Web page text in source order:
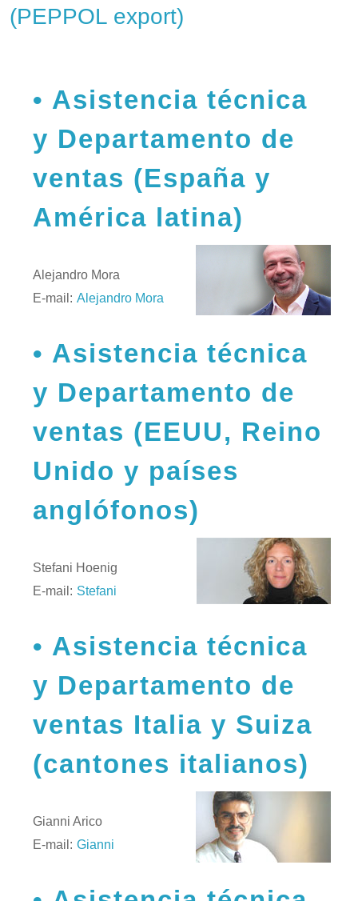
(PEPPOL export)
Asistencia técnica
y Departamento de
ventas (España y
América latina)
Alejandro Mora
E-mail: Alejandro Mora
Asistencia técnica
y Departamento de
ventas (EEUU, Reino
Unido y países
anglófonos)
Stefani Hoenig
E-mail: Stefani
Asistencia técnica
y Departamento de
ventas Italia y Suiza
(cantones italianos)
Gianni Arico
E-mail: Gianni